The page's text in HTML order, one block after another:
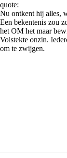
quote:
Nu ontkent hij alles,
Een bekentenis zou
het OM het maar
Volstekte onzin.
om te zwijgen.